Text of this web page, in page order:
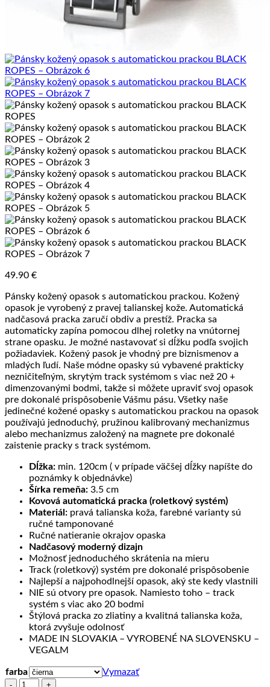
49.90 €
Pánsky kožený opasok s automatickou prackou. Kožený
opasok je vyrobený z pravej talianskej kože. Automatická
nadčasová pracka zaručí obdiv a prestíž. Pracka sa
automaticky zapína pomocou dlhej roletky na vnútornej
strane opasku. Je možné nastavovať si dĺžku podľa svojich
požiadaviek. Kožený pasok je vhodný pre biznismenov a
mladých ľudí. Naše módne opasky sú vybavené prakticky
nezničiteľným, skrytým track systémom s viac než 20 +
dimenzovanými bodmi, takže si môžete upraviť svoj opasok
pre dokonalé prispôsobenie Vášmu pásu. Všetky naše
jedinečné kožené opasky s automatickou prackou na opasok
používajú jednoduchý, pružinou kalibrovaný mechanizmus
alebo mechanizmus založený na magnete pre dokonalé
zaistenie pracky s track systémom.
Dĺžka: min. 120cm ( v prípade väčšej dĺžky napíšte do
poznámky k objednávke)
Šírka remeňa: 3.5 cm
Kovová automatická pracka (roletkový systém)
Materiál: pravá talianska koža, farebné varianty sú
ručné tamponované
Ručné natieranie okrajov opaska
Nadčasový moderný dizajn
Možnosť jednoduchého skrátenia na mieru
Track (roletkový) systém pre dokonalé prispôsobenie
Najlepší a najpohodlnejší opasok, aký ste kedy vlastnili
NIE sú otvory pre opasok. Namiesto toho – track
systém s viac ako 20 bodmi
Štýlová pracka zo zliatiny a kvalitná talianska koža,
ktorá zvyšuje odolnosť
MADE IN SLOVAKIA – VYROBENÉ NA SLOVENSKU –
VEGALM
farba
Vymazať
množstvo